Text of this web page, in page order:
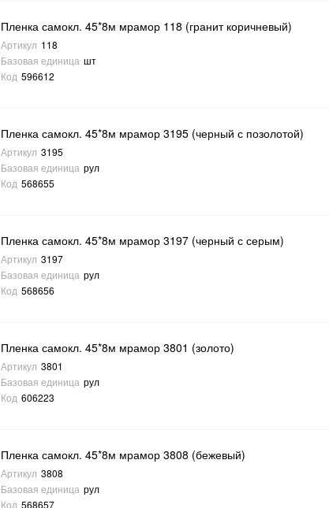
Пленка самокл. 45*8м мрамор 118 (гранит коричневый)
Артикул 118
Базовая единица шт
Код 596612
Пленка самокл. 45*8м мрамор 3195 (черный с позолотой)
Артикул 3195
Базовая единица рул
Код 568655
Пленка самокл. 45*8м мрамор 3197 (черный с серым)
Артикул 3197
Базовая единица рул
Код 568656
Пленка самокл. 45*8м мрамор 3801 (золото)
Артикул 3801
Базовая единица рул
Код 606223
Пленка самокл. 45*8м мрамор 3808 (бежевый)
Артикул 3808
Базовая единица рул
Код 568657